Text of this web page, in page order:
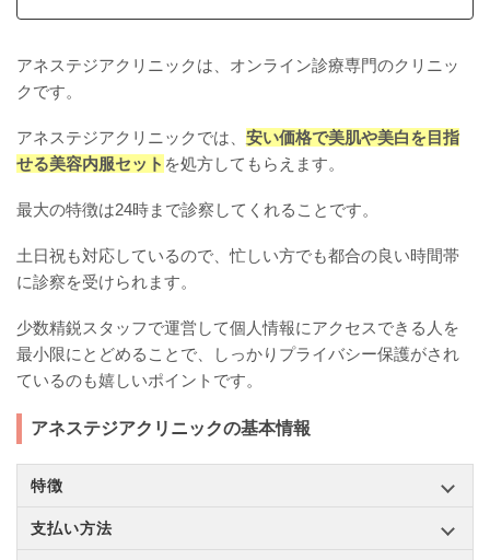
アネステジアクリニックは、オンライン診療専門のクリニッ
クです。
アネステジアクリニックでは、 安い価格で美肌や美白を目指
せる美容内服セット を処方してもらえます。
最大の特徴は24時まで診察してくれることです。
土日祝も対応しているので、忙しい方でも都合の良い時間帯
に診察を受けられます。
少数精鋭スタッフで運営して個人情報にアクセスできる人を
最小限にとどめることで、しっかりプライバシー保護がされ
ているのも嬉しいポイントです。
アネステジアクリニックの基本情報
特徴
支払い方法